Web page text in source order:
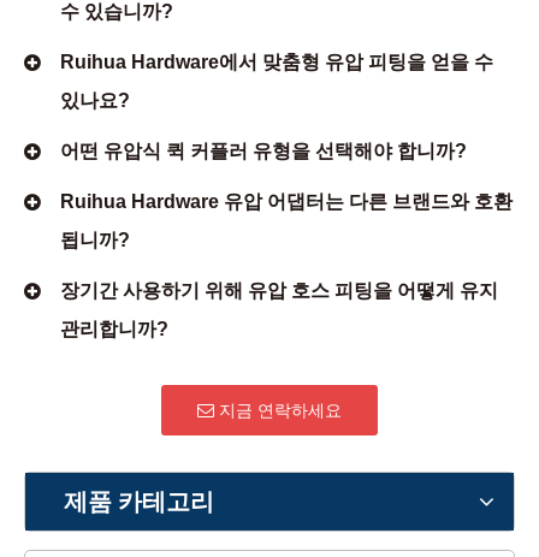
수 있습니까?
Ruihua Hardware에서 맞춤형 유압 피팅을 얻을 수
있나요?
어떤 유압식 퀵 커플러 유형을 선택해야 합니까?
Ruihua Hardware 유압 어댑터는 다른 브랜드와 호환
됩니까?
장기간 사용하기 위해 유압 호스 피팅을 어떻게 유지
관리합니까?
지금 연락하세요
제품 카테고리